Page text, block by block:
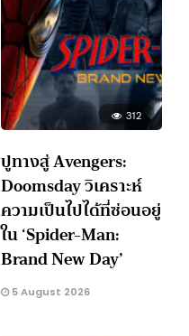
312
ปูทางสู่ Avengers:
Doomsday วิเคราะห์
ความเป็นไปได้ที่ซ่อนอยู่
ใน ‘Spider-Man:
Brand New Day’
5 August 2026